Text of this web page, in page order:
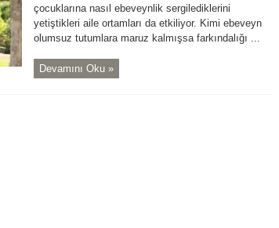
çocuklarına nasıl ebeveynlik sergilediklerini
yetiştikleri aile ortamları da etkiliyor. Kimi ebeveyn
olumsuz tutumlara maruz kalmışsa farkındalığı ...
Devamını Oku »